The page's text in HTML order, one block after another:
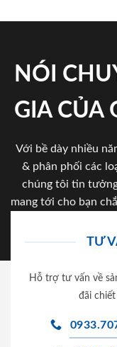
NÓI
GIA CỦA
Với bề dày nhiều
& phân phối các
chúng tôi tin
mang tới cho bạn
TƯ
Hỗ trợ tư vấn về
đãi